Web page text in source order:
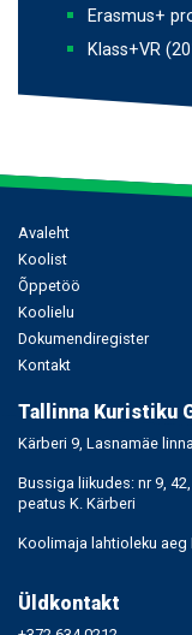
Erasmus+
Klass+VR
Avaleht
Koolist
Õppetöö
Koolielu
Dokumendiregister
Kontakt
Tallinna Kuristiku
Kärberi 9, Lasnamäe
Bussiga liikudes: nr 9,
peatus K. Kärberi
Koolimaja lahtioleku aeg
Üldkontakt